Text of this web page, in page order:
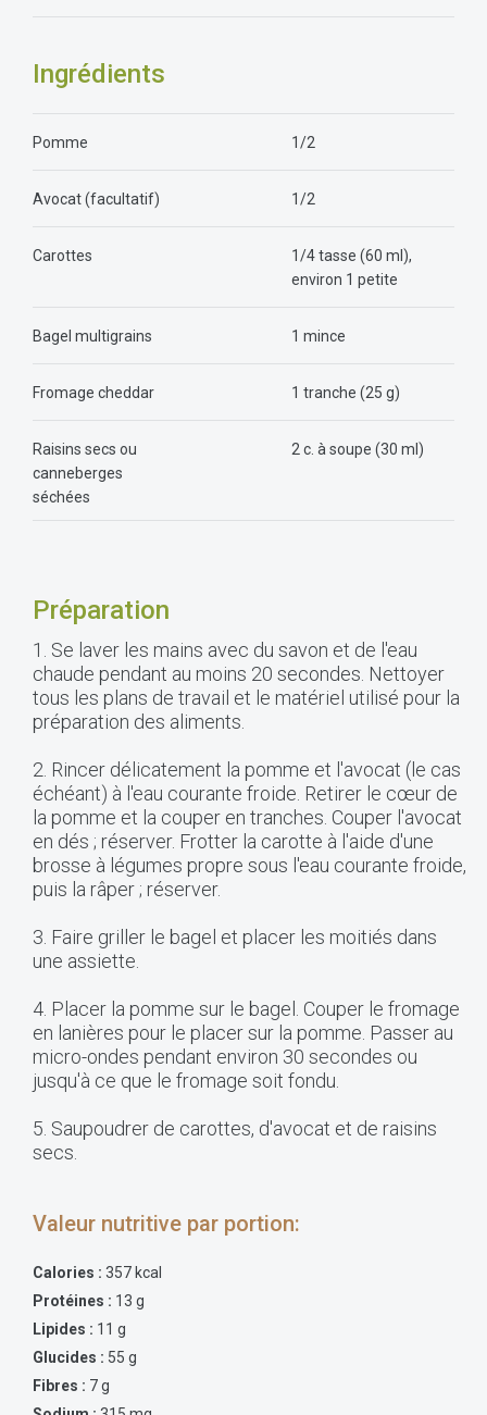
Ingrédients
Pomme 1/2
Avocat (facultatif) 1/2
Carottes
1/4 tasse (60 ml),
environ 1 petite
Bagel multigrains 1 mince
Fromage cheddar 1 tranche (25 g)
Raisins secs ou
canneberges
séchées
2 c. à soupe (30 ml)
Préparation
1. Se laver les mains avec du savon et de l'eau
chaude pendant au moins 20 secondes. Nettoyer
tous les plans de travail et le matériel utilisé pour la
préparation des aliments.
2. Rincer délicatement la pomme et l'avocat (le cas
échéant) à l'eau courante froide. Retirer le cœur de
la pomme et la couper en tranches. Couper l'avocat
en dés ; réserver. Frotter la carotte à l'aide d'une
brosse à légumes propre sous l'eau courante froide,
puis la râper ; réserver.
3. Faire griller le bagel et placer les moitiés dans
une assiette.
4. Placer la pomme sur le bagel. Couper le fromage
en lanières pour le placer sur la pomme. Passer au
micro-ondes pendant environ 30 secondes ou
jusqu'à ce que le fromage soit fondu.
5. Saupoudrer de carottes, d'avocat et de raisins
secs.
Valeur nutritive par portion:
Calories : 357 kcal
Protéines : 13 g
Lipides : 11 g
Glucides : 55 g
Fibres : 7 g